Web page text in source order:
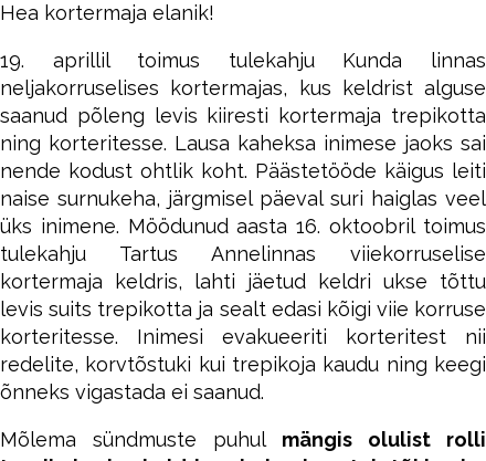
Hea kortermaja elanik!
19. aprillil toimus tulekahju Kunda linnas
neljakorruselises kortermajas, kus keldrist alguse
saanud põleng levis kiiresti kortermaja trepikotta
ning korteritesse. Lausa kaheksa inimese jaoks sai
nende kodust ohtlik koht. Päästetööde käigus leiti
naise surnukeha, järgmisel päeval suri haiglas veel
üks inimene. Möödunud aasta 16. oktoobril toimus
tulekahju Tartus Annelinnas viiekorruselise
kortermaja keldris, lahti jäetud keldri ukse tõttu
levis suits trepikotta ja sealt edasi kõigi viie korruse
korteritesse. Inimesi evakueeriti korteritest nii
redelite, korvtõstuki kui trepikoja kaudu ning keegi
õnneks vigastada ei saanud.
Mõlema sündmuste puhul mängis olulist rolli